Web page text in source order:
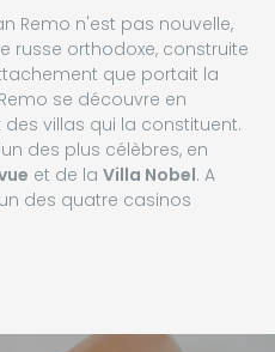
Remo n'est pas nouvelle,
russe orthodoxe, construite
que portait la
se découvre en
villas qui la constituent.
des plus célèbres, en
et de la Villa Nobel. A
des quatre casinos